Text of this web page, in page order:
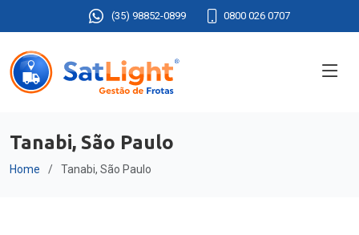
(35) 98852-0899 0800 026 0707
Tanabi, São Paulo
Home Tanabi, São Paulo